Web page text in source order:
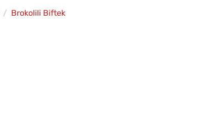
Brokolili Biftek